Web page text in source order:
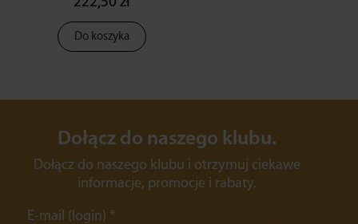
Do koszyka
Dołącz do naszego klubu.
Dołącz do naszego klubu i otrzymuj ciekawe
informacje, promocje i rabaty.
E-mail (login) *